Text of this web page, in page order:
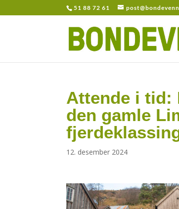
51 88 72 61
Attende i tid:
den gamle
12. desember 2024